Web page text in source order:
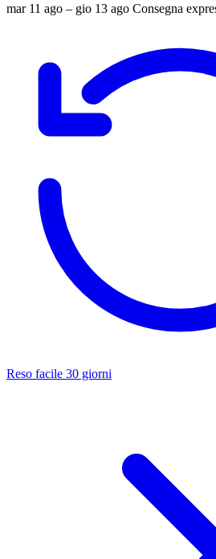
mar 11 ago – gio 13 ago Consegna
Reso facile 30 giorni